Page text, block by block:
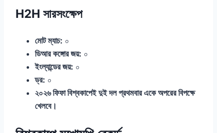
H2H সারসংক্ষেপ
মোট ম্যাচ: ০
ডিআর কঙ্গোর জয়: ০
ইংল্যান্ডের জয়: ০
ড্র: ০
২০২৬ ফিফা বিশ্বকাপেই দুই দল প্রথমবার একে অপরের বিপক্ষে
খেলবে।